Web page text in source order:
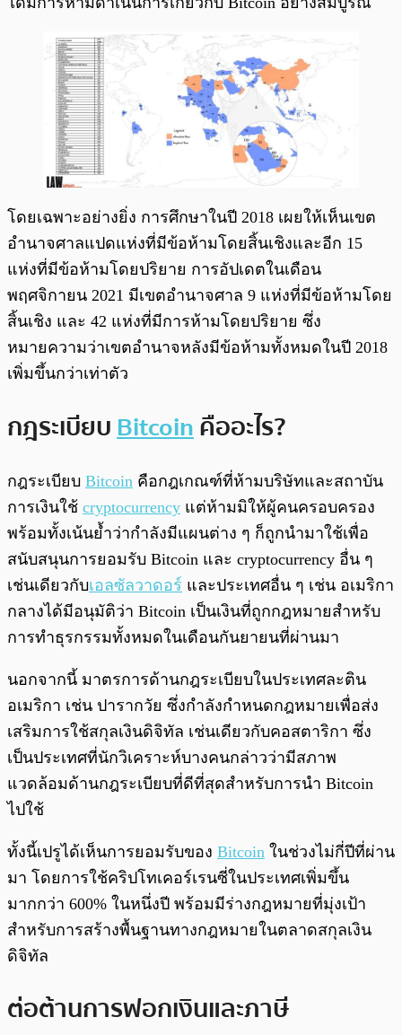
โดยเฉพาะอย่างยิ่ง การศึกษาในปี 2018 เผยให้เห็นเขต
อำนาจศาลแปดแห่งที่มีข้อห้ามโดยสิ้นเชิงและอีก 15
แห่งที่มีข้อห้ามโดยปริยาย การอัปเดตในเดือน
พฤศจิกายน 2021 มีเขตอำนาจศาล 9 แห่งที่มีข้อห้ามโดย
สิ้นเชิง และ 42 แห่งที่มีการห้ามโดยปริยาย ซึ่ง
หมายความว่าเขตอำนาจหลังมีข้อห้ามทั้งหมดในปี 2018
เพิ่มขึ้นกว่าเท่าตัว
กฎระเบียบBitcoinคืออะไร?
กฎระเบียบ Bitcoin คือกฎเกณฑ์ที่ห้ามบริษัทและสถาบัน
การเงินใช้ cryptocurrency แต่ห้ามมิให้ผู้คนครอบครอง
พร้อมทั้งเน้นย้ำว่ากำลังมีแผนต่าง ๆ ก็ถูกนำมาใช้เพื่อ
สนับสนุนการยอมรับ Bitcoin และ cryptocurrency อื่น ๆ
เช่นเดียวกับเอลซัลวาดอร์ และประเทศอื่น ๆ เช่น อเมริกา
กลางได้มีอนุมัติว่า Bitcoin เป็นเงินที่ถูกกฎหมายสำหรับ
การทำธุรกรรมทั้งหมดในเดือนกันยายนที่ผ่านมา
นอกจากนี้ มาตรการด้านกฎระเบียบในประเทศละติน
อเมริกา เช่น ปารากวัย ซึ่งกำลังกำหนดกฎหมายเพื่อส่ง
เสริมการใช้สกุลเงินดิจิทัล เช่นเดียวกับคอสตาริกา ซึ่ง
เป็นประเทศที่นักวิเคราะห์บางคนกล่าวว่ามีสภาพ
แวดล้อมด้านกฎระเบียบที่ดีที่สุดสำหรับการนำ Bitcoin
ไปใช้
ทั้งนี้เปรูได้เห็นการยอมรับของ Bitcoin ในช่วงไม่กี่ปีที่ผ่าน
มา โดยการใช้คริปโทเคอร์เรนซี่ในประเทศเพิ่มขึ้น
มากกว่า 600% ในหนึ่งปี พร้อมมีร่างกฎหมายที่มุ่งเป้า
สำหรับการสร้างพื้นฐานทางกฎหมายในตลาดสกุลเงิน
ดิจิทัล
ต่อต้านการฟอกเงินและภาษี